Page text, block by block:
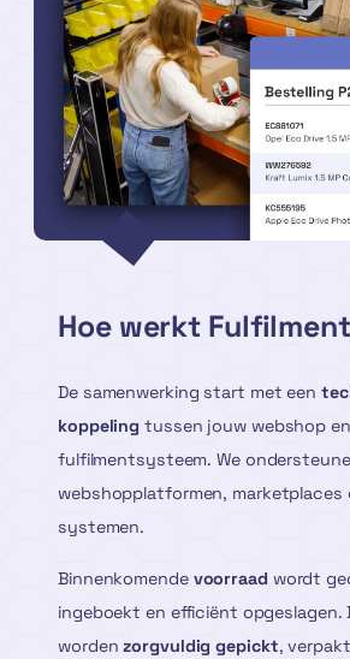
Hoe werkt Fulfilment
De samenwerking start met een
koppeling tussen jouw webshop
fulfilmentsysteem. We
webshopplatformen, marketplaces
systemen.
Binnenkomende voorraad wordt
ingeboekt en efficiënt opgeslagen.
worden zorgvuldig gepickt,